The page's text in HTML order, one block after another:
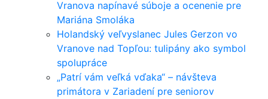
Vranova napínavé súboje a ocenenie pre
Mariána Smoláka
Holandský veľvyslanec Jules Gerzon vo
Vranove nad Topľou: tulipány ako symbol
spolupráce
„Patrí vám veľká vďaka“ – návšteva
primátora v Zariadení pre seniorov